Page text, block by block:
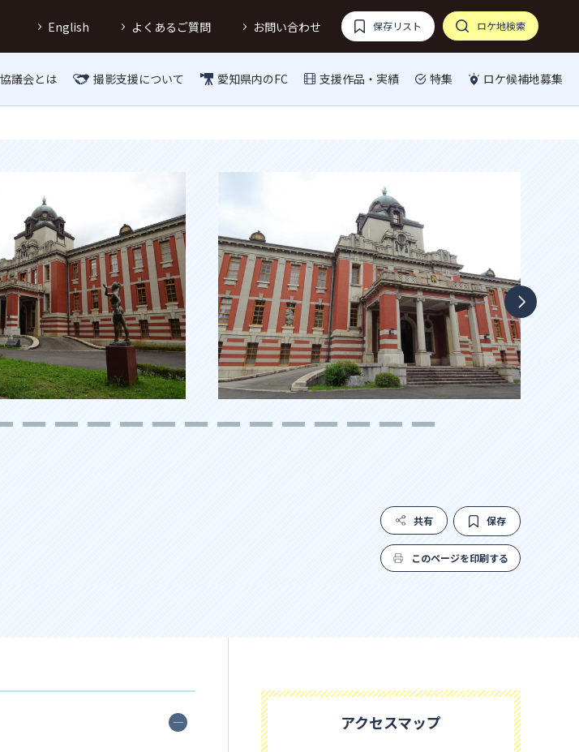
English よくあるご質問 お問い合わせ 保存リスト ロケ地検索
議会とは 撮影支援について 愛知県内のFC 支援作品・実績 特集 ロケ候補地募集
共有 保存
このページを印刷する
アクセスマップ